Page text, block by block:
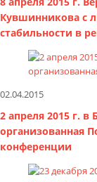
Кувшинникова с
стабильности в
02.04.2015
2 апреля 2015 г.
организованная
конференции